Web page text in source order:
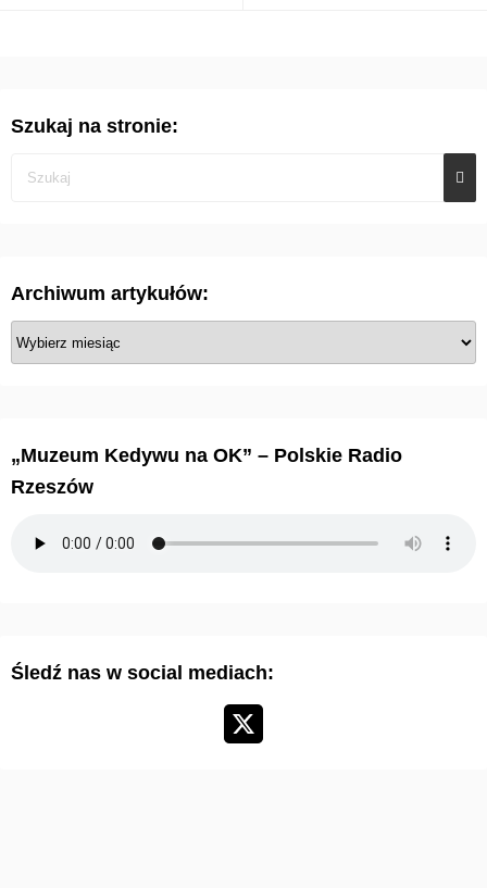
Szukaj na stronie:
Archiwum artykułów:
A
r
k
„Muzeum Kedywu na OK” – Polskie Radio
Rzeszów
Śledź nas w social mediach: